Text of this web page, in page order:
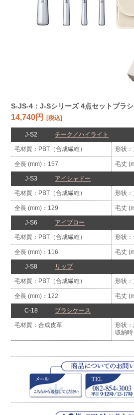
S-JS-4：J-Sシリーズ 4点セットブラシ
14,740円 [税込]
J-S2 チーク／ハイライト
PBT（合成繊維）
157
J-S3 アイシャドー
PBT（合成繊維）
129
J-S6 アイブロー
PBT（合成繊維）
116
J-S8 リップ
PBT（合成繊維）
122
C-18 ブラシケース
合成皮革
収納